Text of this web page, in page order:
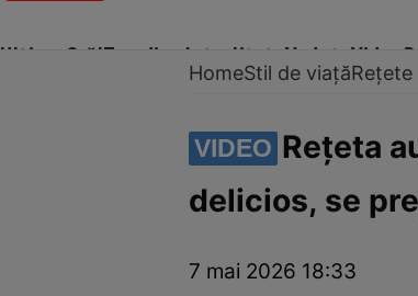
Ultima Oră!Trending Actualitate Vedete Video
Dragoste și Sex
HomeStil de viațăRețete
VIDEO Rețeta
delicios, se
7 mai 2026 18:33